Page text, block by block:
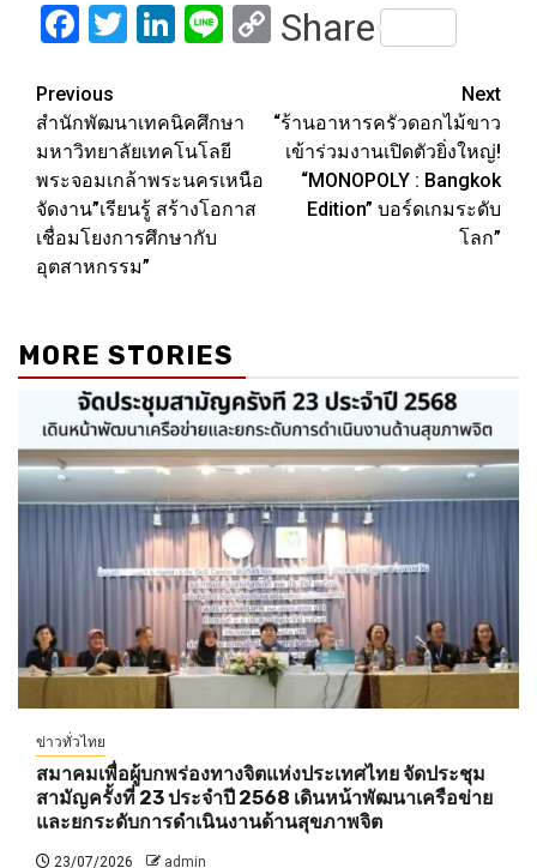
Facebook
Twitter
LinkedIn
LineCopy
Share
Post
navigation
Previous
สำนักพัฒนาเทคนิคศึกษา
มหาวิทยาลัยเทคโนโลยี
พระจอมเกล้าพระนครเหนือ
จัดงาน”เรียนรู้ สร้างโอกาส
เชื่อมโยงการศึกษากับ
อุตสาหกรรม”
Next
“ร้านอาหารครัวดอกไม้ขาว
เข้าร่วมงานเปิดตัวยิ่งใหญ่!
“MONOPOLY : Bangkok
Edition” บอร์ดเกมระดับ
โลก”
MORE STORIES
ข่าวทั่วไทย
สมาคมเพื่อผู้บกพร่องทางจิตแห่งประเทศไทย จัดประชุม
สามัญครั้งที่ 23 ประจำปี 2568 เดินหน้าพัฒนาเครือข่าย
และยกระดับการดำเนินงานด้านสุขภาพจิต
23/07/2026 admin